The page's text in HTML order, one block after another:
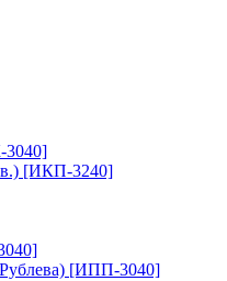
в.) [ИКП-3240]
[ИПП-3040]